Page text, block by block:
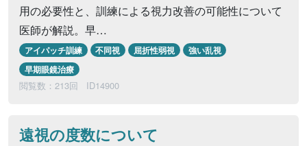
用の必要性と、訓練による視力改善の可能性について
医師が解説。早…
アイパッチ訓練 不同視 屈折性弱視
強い乱視
早期眼鏡治療
閲覧数：213回 ID14900
遠視の度数について